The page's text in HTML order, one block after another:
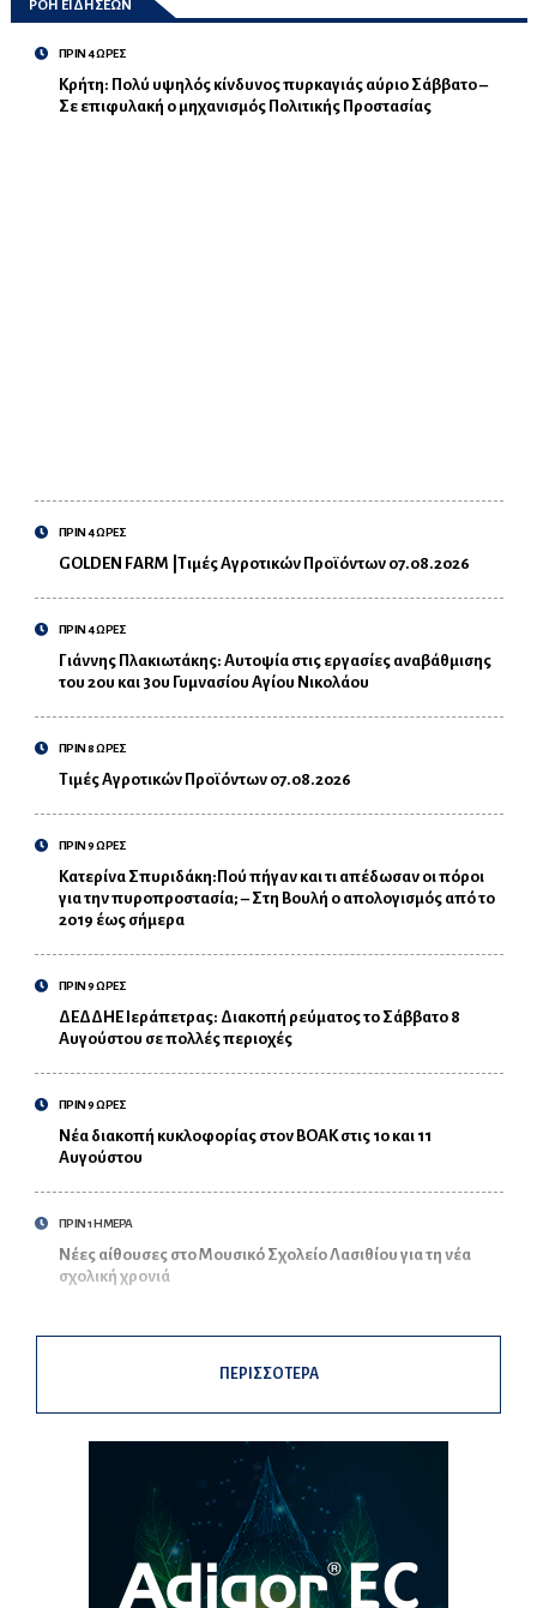
ΡΟΗ ΕΙΔΗΣΕΩΝ
ΠΡΙΝ 4 ΩΡΕΣ
Κρήτη: Πολύ υψηλός κίνδυνος πυρκαγιάς αύριο Σάββατο –
Σε επιφυλακή ο μηχανισμός Πολιτικής Προστασίας
ΠΡΙΝ 4 ΩΡΕΣ
GOLDEN FARM |Τιμές Αγροτικών Προϊόντων 07.08.2026
ΠΡΙΝ 4 ΩΡΕΣ
Γιάννης Πλακιωτάκης: Αυτοψία στις εργασίες αναβάθμισης
του 2ου και 3ου Γυμνασίου Αγίου Νικολάου
ΠΡΙΝ 8 ΩΡΕΣ
Τιμές Αγροτικών Προϊόντων 07.08.2026
ΠΡΙΝ 9 ΩΡΕΣ
Κατερίνα Σπυριδάκη:Πού πήγαν και τι απέδωσαν οι πόροι
για την πυροπροστασία; – Στη Βουλή ο απολογισμός από το
2019 έως σήμερα
ΠΡΙΝ 9 ΩΡΕΣ
ΔΕΔΔΗΕ Ιεράπετρας: Διακοπή ρεύματος το Σάββατο 8
Αυγούστου σε πολλές περιοχές
ΠΡΙΝ 9 ΩΡΕΣ
Νέα διακοπή κυκλοφορίας στον ΒΟΑΚ στις 10 και 11
Αυγούστου
ΠΡΙΝ 1 ΗΜΕΡΑ
Νέες αίθουσες στο Μουσικό Σχολείο Λασιθίου για τη νέα
σχολική χρονιά
ΠΕΡΙΣΣΟΤΕΡΑ